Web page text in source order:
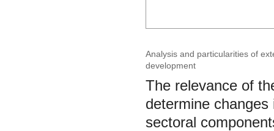
Analysis and particularities of
development
The relevance of
determine
sectoral